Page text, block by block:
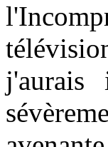
j'aurais